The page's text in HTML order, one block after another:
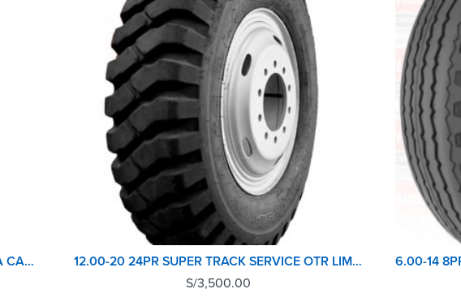
12.00-20 18PR 154/151F AGR-T04 OTR LIMA CAUCHO
12.00-20 24PR SUPER TRACK SERVICE OTR LIMA CAUCHO
S/3,500.00